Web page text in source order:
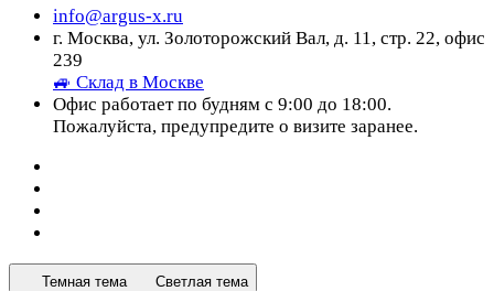
info@argus-x.ru
г. Москва, ул. Золоторожский Вал, д. 11, стр. 22, офис
239
🚙 Склад в Москве
Офис работает по будням с 9:00 до 18:00.
Пожалуйста, предупредите о визите заранее.
Темная тема Светлая тема